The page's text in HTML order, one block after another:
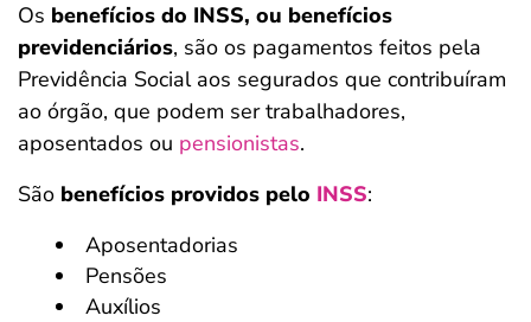
Os benefícios do INSS, ou benefícios
previdenciários, são os pagamentos feitos pela
Previdência Social aos segurados que contribuíram
ao órgão, que podem ser trabalhadores,
aposentados ou pensionistas.
São benefícios providos pelo INSS:
Aposentadorias
Pensões
Auxílios